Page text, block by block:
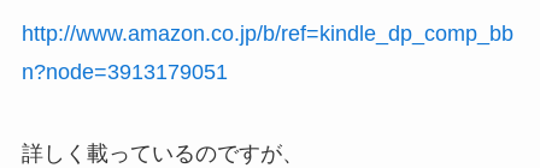
http://www.amazon.co.jp/b/ref=kindle_dp_comp_bb
n?node=3913179051
詳しく載っているのですが、